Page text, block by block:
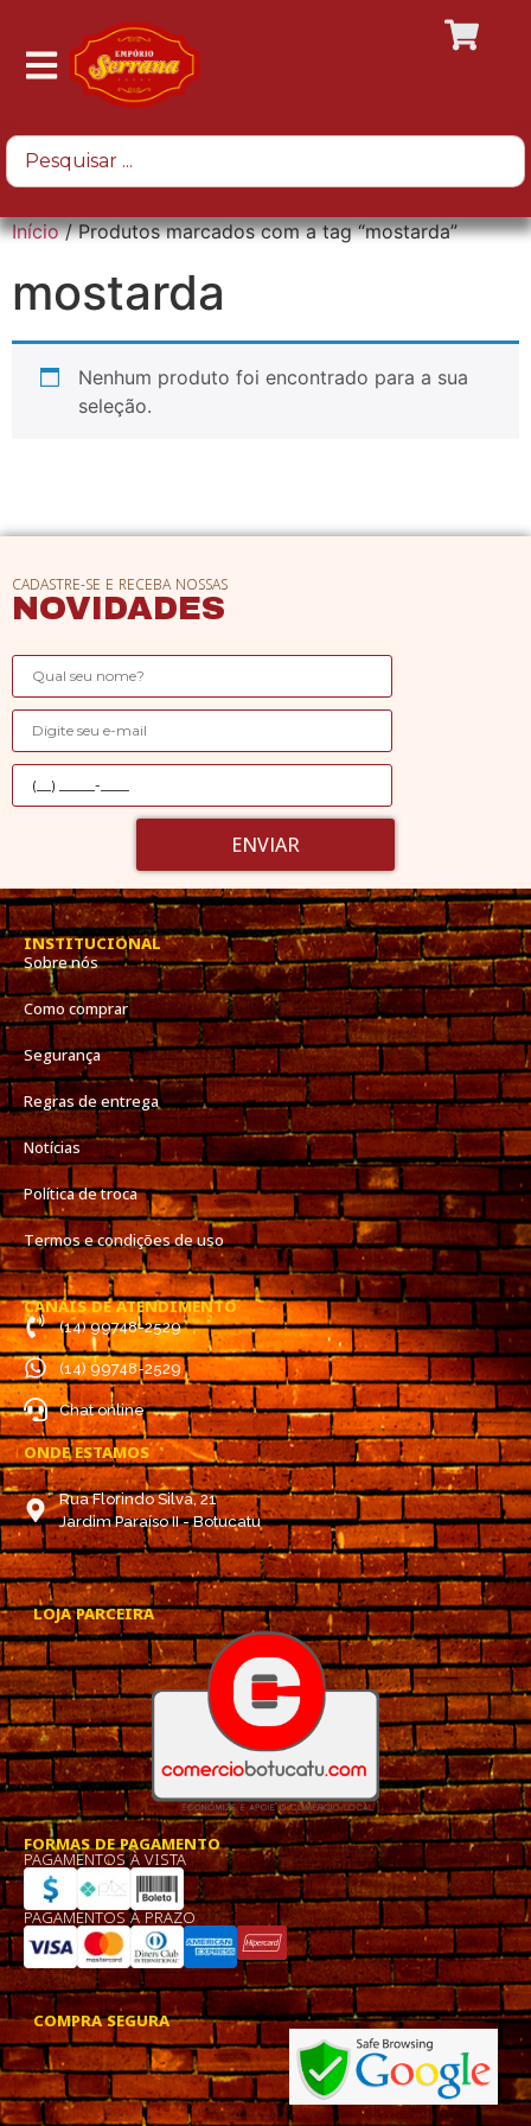
Início/ Produtos marcados com a tag “mostarda”
mostarda
Nenhum produto foi encontrado para a sua
seleção.
CADASTRE-SE E RECEBA NOSSAS
NOVIDADES
ENVIAR
INSTITUCIONAL
Sobre nós
Como comprar
Segurança
Regras de entrega
Notícias
Política de troca
Termos e condições de uso
CANAIS DE ATENDIMENTO
(14) 99748-2529
(14) 99748-2529
Chat online
ONDE ESTAMOS
Rua Florindo Silva, 21
Jardim Paraíso II - Botucatu
LOJA PARCEIRA
FORMAS DE PAGAMENTO
PAGAMENTOS À VISTA
PAGAMENTOS À PRAZO
COMPRA SEGURA